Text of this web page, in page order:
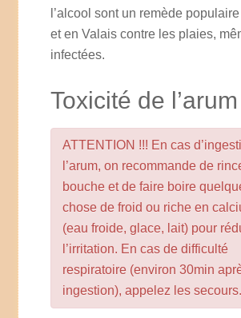
l’alcool sont un remède
et en Valais contre les plaies,
infectées.
Toxicité de l’arum
ATTENTION !!! En cas
l’arum, on recommande de
bouche et de faire boire
chose de froid ou riche en
(eau froide, glace, lait) pour
l’irritation. En cas de difficulté
respiratoire (environ 30min
ingestion), appelez les secours.